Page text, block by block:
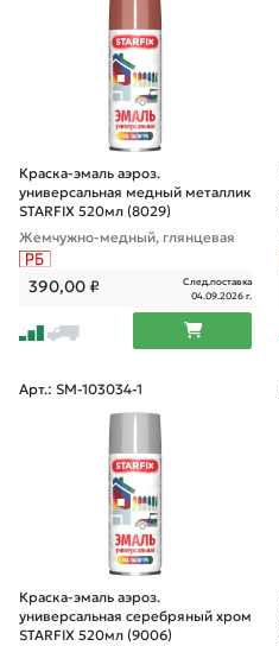
Краска-эмаль аэроз.
универсальная медный металлик
STARFIX 520мл (8029)
Жемчужно-медный, глянцевая
390,00₽
След.поставка
04.09.2026 г.
Арт.: SM-103034-1
Краска-эмаль аэроз.
универсальная серебряный хром
STARFIX 520мл (9006)